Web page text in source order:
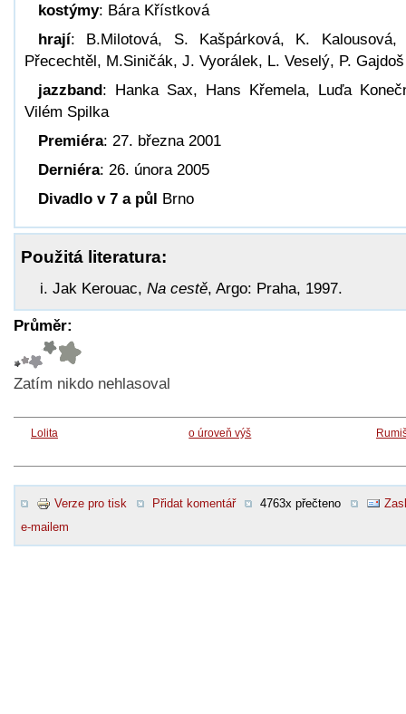
kostýmy: Bára Křístková
hrají: B.Milotová, S. Kašpárková, K. Kalousová,
Přecechtěl, M.Siničák, J. Vyorálek, L. Veselý, P. Gajdoš
jazzband: Hanka Sax, Hans Křemela, Luďa
Vilém Spilka
Premiéra: 27. března 2001
Derniéra: 26. února 2005
Divadlo v 7 a půl Brno
Použitá literatura:
Jak Kerouac, Na cestě, Argo: Praha, 1997.
Průměr:
Zatím nikdo nehlasoval
Lolita o úroveň výš
Verze pro tisk Přidat komentář 4763x přečteno
e-mailem